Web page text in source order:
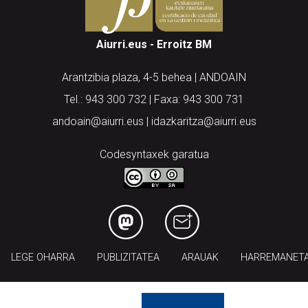
Aiurri.eus - Erroitz BM
Arantzibia plaza, 4-5 behea | ANDOAIN
Tel.: 943 300 732 | Faxa: 943 300 731
andoain@aiurri.eus | idazkaritza@aiurri.eus
Codesyntaxek garatua
LEGE OHARRA PUBLIZITATEA ARAUAK